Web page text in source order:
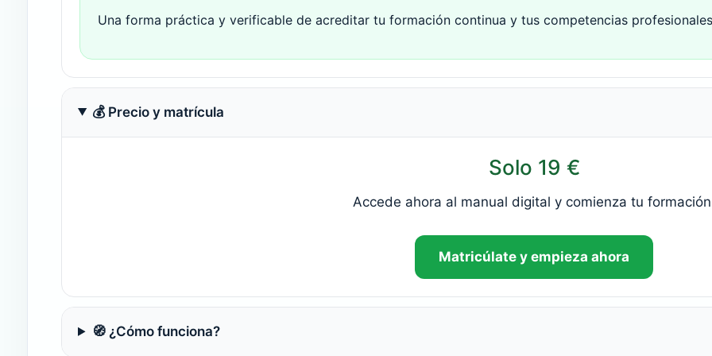
Una forma práctica y verificable de acreditar tu formación continua y tus competencias
💰 Precio y matrícula
Solo 19 €
Accede ahora al manual digital y comienza tu
Matricúlate y empieza ahora
🧭 ¿Cómo funciona?